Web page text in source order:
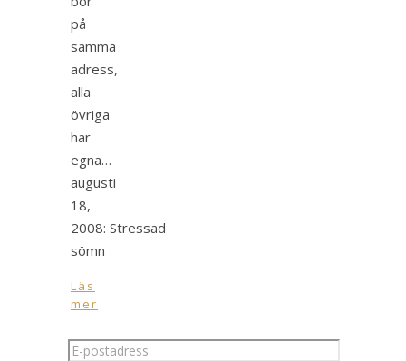
på
samma
adress,
alla
övriga
har
egna…
augusti
18,
2008: Stressad
sömn
Läs
mer
E-